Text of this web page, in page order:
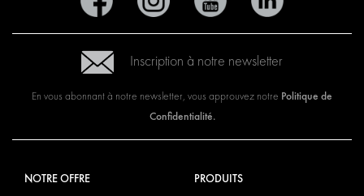
Inscription à notre newsletter
En vous abonnant à notre newsletter, vous approuvez notre Politique de
Confidentialité.
NOTRE OFFRE PRODUITS